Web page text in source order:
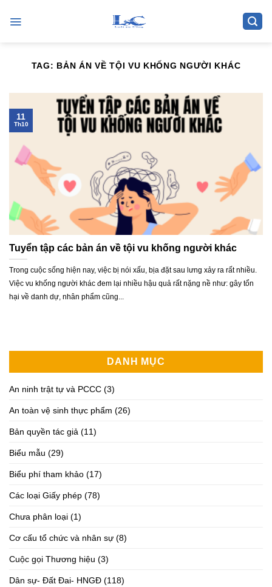
TAG: BẢN ÁN VỀ TỘI VU KHỐNG NGƯỜI KHÁC
Tuyển tập các bản án về tội vu khống người khác
Trong cuộc sống hiện nay, việc bị nói xấu, bịa đặt sau lưng xảy ra rất nhiều.
Việc vu khống người khác đem lại nhiều hậu quả rất nặng nề như: gây tổn
hại về danh dự, nhân phẩm cũng...
11
Th10
DANH MỤC
An ninh trật tự và PCCC (3)
An toàn vệ sinh thực phẩm (26)
Bản quyền tác giả (11)
Biểu mẫu (29)
Biểu phí tham khảo (17)
Các loại Giấy phép (78)
Chưa phân loại (1)
Cơ cấu tổ chức và nhân sự (8)
Cuộc gọi Thương hiệu (3)
Dân sự- Đất Đai- HNGĐ (118)